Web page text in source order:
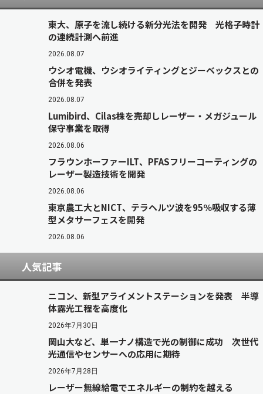
東大、原子を流し続ける新分光法を開発 光格子時計
の連続計測へ前進
2026.08.07
ウシオ電機、ウシオライティングとジーベックスとの
合併を発表
2026.08.07
Lumibird、Cilas株を売却しレーザー・メガジュール
保守事業を取得
2026.08.06
フラウンホーファーILT、PFASフリーコーティングの
レーザー製造技術を開発
2026.08.06
東京農工大とNICT、テラヘルツ波を95％吸収する薄
型メタサーフェスを開発
2026.08.06
人気記事
ニコン、新型アライメントステーションを発表 半導
体露光工程を高度化
2026年7月30日
岡山大など、単一ナノ構造で光の制御に成功 次世代
光通信やセンサーへの応用に期待
2026年7月28日
レーザー無線給電でエネルギーの制約を越える